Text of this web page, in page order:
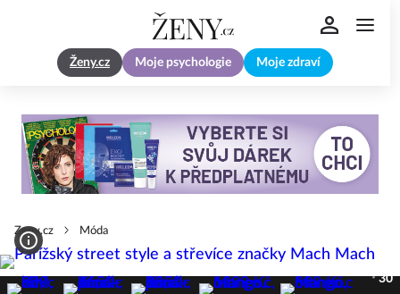
Ženy.cz Moje psychologie Moje zdraví
Zeny.cz Móda
30